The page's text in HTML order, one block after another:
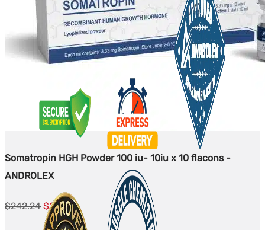
Somatropin HGH Powder 100 iu- 10iu x 10 flacons -
ANDROLEX
$242.24 Le
prix
$227.24Le
prix